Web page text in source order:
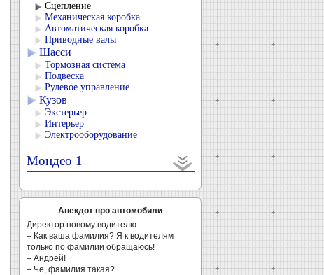
Сцепление
Механическая коробка
Автоматическая коробка
Приводные валы
Шасси
Тормозная система
Подвеска
Рулевое управление
Кузов
Экстерьер
Интерьер
Электрооборудование
Мондео 1
Анекдот про автомобили
Директор новому водителю:
– Как ваша фамилия? Я к водителям
только по фамилии обращаюсь!
– Андрей!
– Че, фамилия такая?